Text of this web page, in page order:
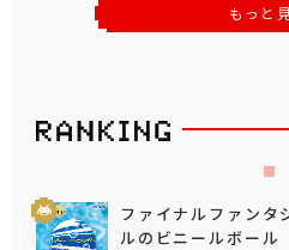
もっと
ファイナルファン
ルのビニールボール